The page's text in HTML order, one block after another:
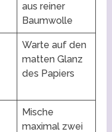
aus reiner
Baumwolle
Warte auf den
matten Glanz
des Papiers
Mische
maximal zwei